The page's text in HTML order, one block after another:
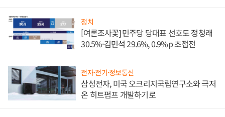
정치
[여론조사꽃] 민주당 당대표 선호도 정청래
30.5%·김민석 29.6%, 0.9%p 초접전
전자·전기·정보통신
삼성전자, 미국 오크리지국립연구소와 극저
온 히트펌프 개발하기로